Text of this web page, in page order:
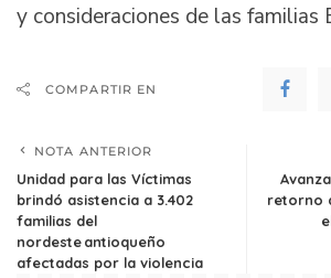
y consideraciones de las familias
COMPARTIR EN
NOTA ANTERIOR
Unidad para las Víctimas
brindó asistencia a 3.402
familias del
nordeste antioqueño
afectadas por la violencia
retorno